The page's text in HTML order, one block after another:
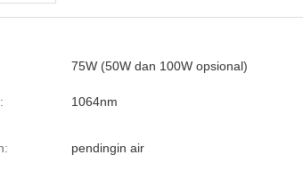
75W (50W dan 100W opsional)
1064nm
pendingin air